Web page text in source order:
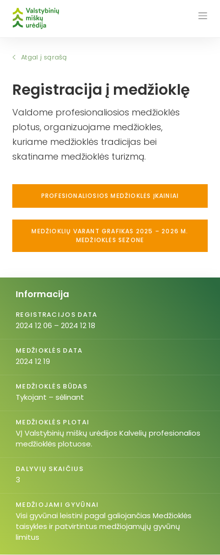
Atgal į sąrašą
Registracija į medžioklę
Valdome profesionaliosios medžioklės
plotus, organizuojame medžiokles,
kuriame medžioklės tradicijas bei
skatiname medžioklės turizmą.
PROFESIONALIOSIOS MEDŽIOKLĖS ĮKAINIAI
MEDŽIOKLIŲ VARANT GRAFIKAS 2025 – 2026 M.
MEDŽIOKLĖS SEZONE
Informacija
REGISTRACIJOS DATA
2024 12 06 – 2024 12 18
MEDŽIOKLĖS DATA
2024 12 19
MEDŽIOKLĖS BŪDAS
Tykojant – sėlinant
MEDŽIOKLĖS PLOTAI
VĮ Valstybinių miškų urėdijos Kalvelių profesionalios
medžioklės plotuose.
DALYVIŲ SKAIČIUS
3
MEDŽIOJAMI GYVŪNAI
Visi gyvūnai leistini pagal galiojančias Medžioklės
taisykles ir patvirtintus medžiojamųjų gyvūnų
limitus